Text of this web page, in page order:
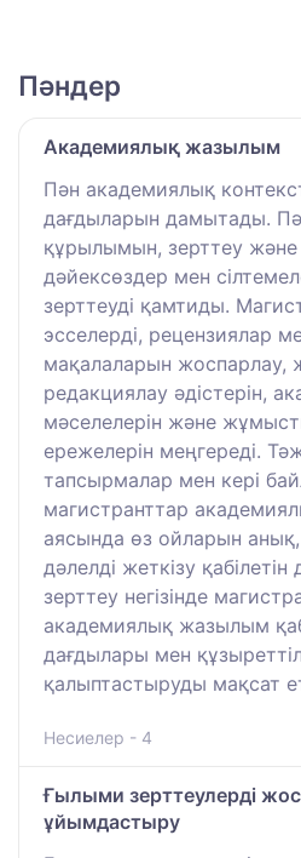
Пәндер
Академиялық жазылым
Пән академиялық
дағдыларын дамытады.
құрылымын, зерттеу және
дәйексөздер мен
зерттеуді қамтиды.
эсселерді, рецензиялар
мақалаларын жоспарлау,
редакциялау әдістерін,
мәселелерін және
ережелерін меңгереді.
тапсырмалар мен кері
магистранттар
аясында өз ойларын
дәлелді жеткізу
зерттеу негізінде
академиялық жазылым
дағдылары мен
қалыптастыруды мақсат
Несиелер - 4
Ғылыми зерттеулерді
ұйымдастыру